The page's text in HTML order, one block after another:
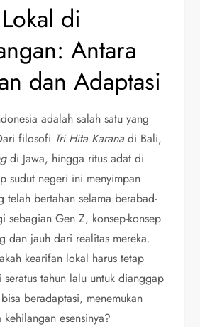
di
Antara
dan Adaptasi
adalah salah satu yang
filosofi Tri Hita Karana di Bali,
di Jawa, hingga ritus adat di
sudut negeri ini menyimpan
telah bertahan selama berabad-
sebagian Gen Z, konsep-konsep
dan jauh dari realitas mereka.
kearifan lokal harus tetap
seratus tahun lalu untuk dianggap
beradaptasi, menemukan
esensinya?